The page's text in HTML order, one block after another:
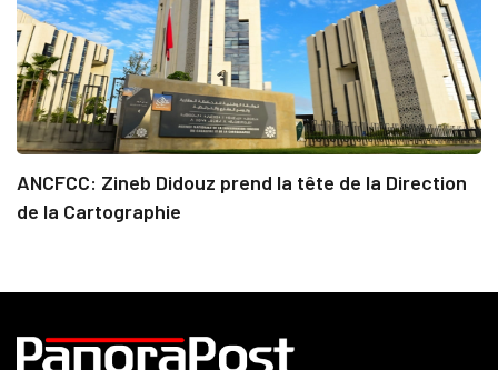
ANCFCC: Zineb Didouz prend la tête de la Direction
de la Cartographie